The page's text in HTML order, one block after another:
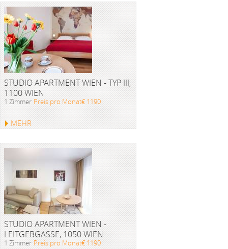
STUDIO APARTMENT WIEN - TYP III,
1100 WIEN
1 Zimmer Preis pro Monat€ 1190
MEHR
STUDIO APARTMENT WIEN -
LEITGEBGASSE, 1050 WIEN
1 Zimmer Preis pro Monat€ 1190